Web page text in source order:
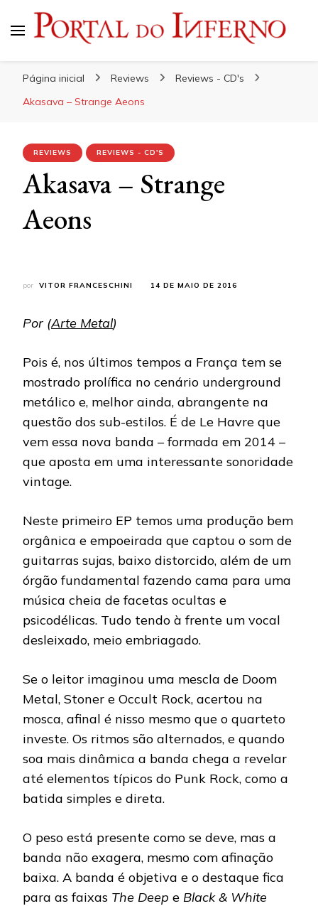
Página inicial Reviews
Reviews - CD's
Akasava – Strange Aeons
REVIEWS REVIEWS - CD'S
Akasava – Strange
Aeons
por VITOR FRANCESCHINI 14 DE MAIO DE 2016
Por (Arte Metal)
Pois é, nos últimos tempos a França tem se
mostrado prolífica no cenário underground
metálico e, melhor ainda, abrangente na
questão dos sub-estilos. É de Le Havre que
vem essa nova banda – formada em 2014 –
que aposta em uma interessante sonoridade
vintage.
Neste primeiro EP temos uma produção bem
orgânica e empoeirada que captou o som de
guitarras sujas, baixo distorcido, além de um
órgão fundamental fazendo cama para uma
música cheia de facetas ocultas e
psicodélicas. Tudo tendo à frente um vocal
desleixado, meio embriagado.
Se o leitor imaginou uma mescla de Doom
Metal, Stoner e Occult Rock, acertou na
mosca, afinal é nisso mesmo que o quarteto
investe. Os ritmos são alternados, e quando
soa mais dinâmica a banda chega a revelar
até elementos típicos do Punk Rock, como a
batida simples e direta.
O peso está presente como se deve, mas a
banda não exagera, mesmo com afinação
baixa. A banda é objetiva e o destaque fica
para as faixas The Deep e Black & White